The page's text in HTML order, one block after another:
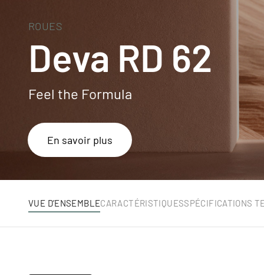
ROUES
Deva RD 62
Feel the Formula
En savoir plus
VUE D’ENSEMBLECARACTÉRISTIQUESSPÉCIFICATIONS